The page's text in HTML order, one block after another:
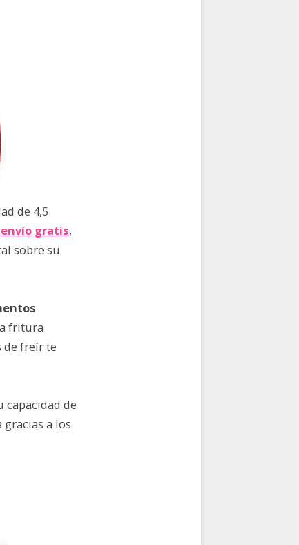
de 4,5
envío gratis,
sobre su
fritura
de freír te
capacidad de
gracias a los